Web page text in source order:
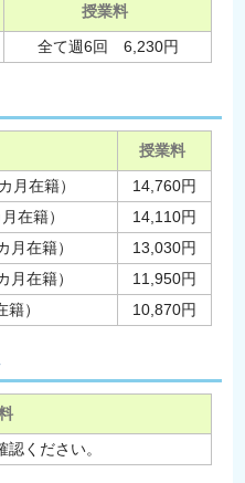
授業料
全て週6回 6,230円
授業料
月在籍）
14,760円
在籍）
14,110円
月在籍）
13,030円
月在籍）
11,950円
）
10,870円
ください。